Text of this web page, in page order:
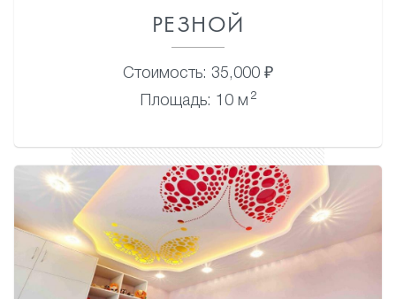
РЕЗНОЙ
Стоимость: 35,000 ₽
Площадь: 10 м 2